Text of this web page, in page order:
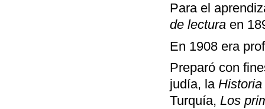
Para el
de lectura en
En 1908 era
Preparó con
judía, la
Turquía, Los